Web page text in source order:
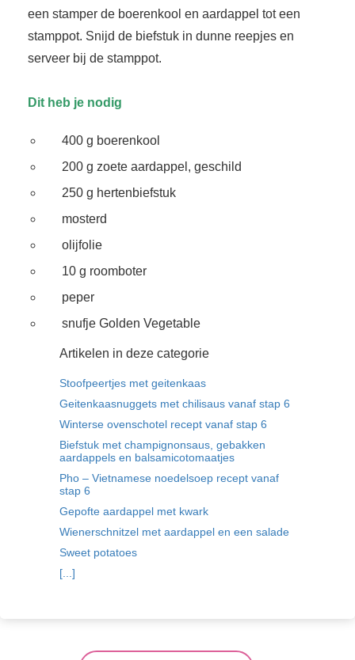
een stamper de boerenkool en aardappel tot een
stamppot. Snijd de biefstuk in dunne reepjes en
serveer bij de stamppot.
Dit heb je nodig
400 g boerenkool
200 g zoete aardappel, geschild
250 g hertenbiefstuk
mosterd
olijfolie
10 g roomboter
peper
snufje Golden Vegetable
Artikelen in deze categorie
Stoofpeertjes met geitenkaas
Geitenkaasnuggets met chilisaus vanaf stap 6
Winterse ovenschotel recept vanaf stap 6
Biefstuk met champignonsaus, gebakken
aardappels en balsamicotomaatjes
Pho – Vietnamese noedelsoep recept vanaf
stap 6
Gepofte aardappel met kwark
Wienerschnitzel met aardappel en een salade
Sweet potatoes
[...]